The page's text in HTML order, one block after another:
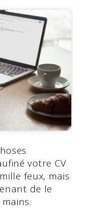
votre CV
feux, mais
de le